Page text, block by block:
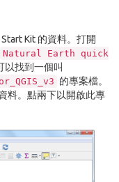
Kit 的資料。打開
Natural Earth
quick
以找到一個叫
的專案檔。
料。點兩下以開啟此專